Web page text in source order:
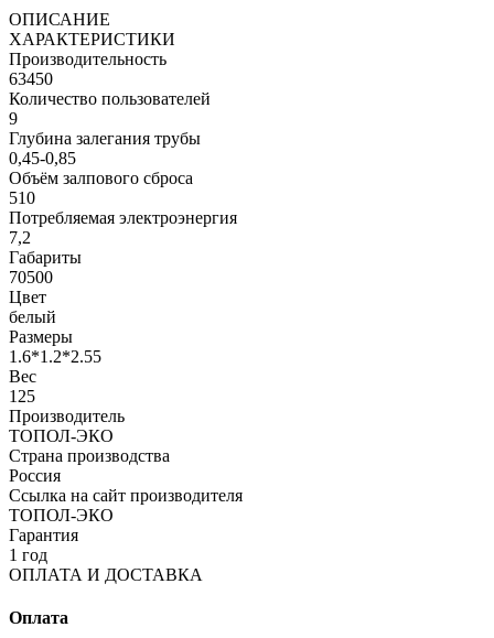
ОПИСАНИЕ
ХАРАКТЕРИСТИКИ
Производительность
63450
Количество пользователей
9
Глубина залегания трубы
0,45-0,85
Объём залпового сброса
510
Потребляемая электроэнергия
7,2
Габариты
70500
Цвет
белый
Размеры
1.6*1.2*2.55
Вес
125
Производитель
ТОПОЛ-ЭКО
Страна производства
Россия
Ссылка на сайт производителя
ТОПОЛ-ЭКО
Гарантия
1 год
ОПЛАТА И ДОСТАВКА
Оплата